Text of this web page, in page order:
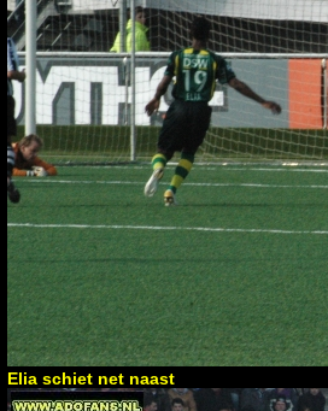
Elia schiet net naast